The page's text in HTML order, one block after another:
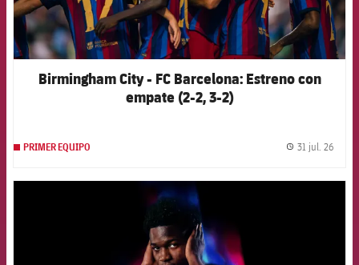
Birmingham City - FC Barcelona: Estreno con
empate (2-2, 3-2)
PRIMER EQUIPO 31 jul. 26
FCB Barcelona badge